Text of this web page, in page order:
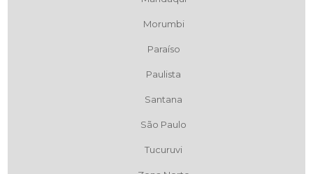
Morumbi
Paraíso
Paulista
Santana
São Paulo
Tucuruvi